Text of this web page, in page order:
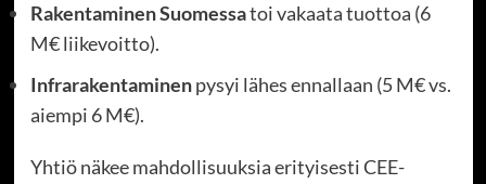
Rakentaminen Suomessatoi vakaata tuottoa (6
M€ liikevoitto).
Infrarakentaminenpysyi lähes ennallaan (5 M€ vs.
aiempi 6 M€).
Yhtiö näkee mahdollisuuksia erityisesti CEE-